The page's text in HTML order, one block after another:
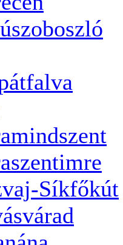
Síkfőkút